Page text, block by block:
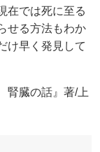
在では死に至る
せる方法もわか
け早く発見して
臓の話』著/上